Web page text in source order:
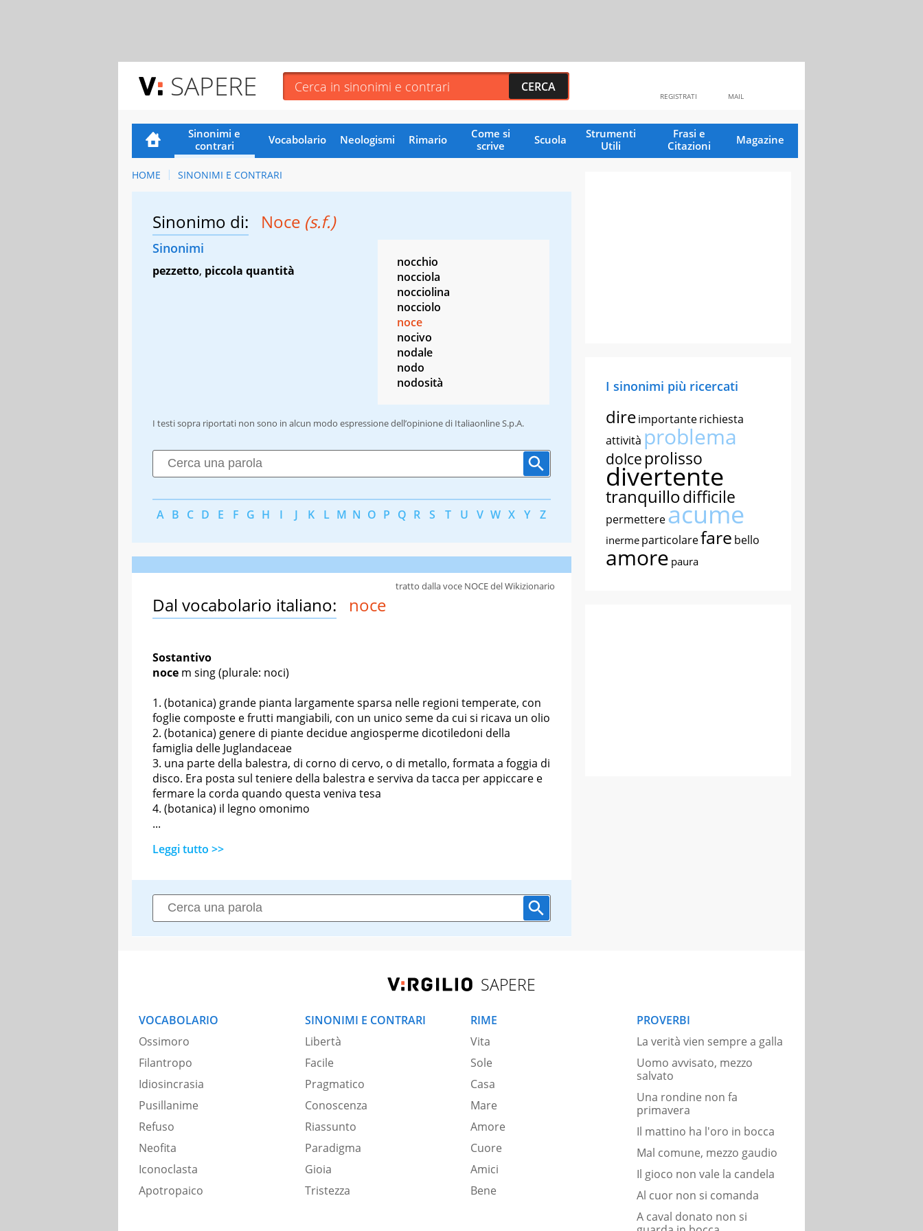
SAPERE MAIL
REGISTRATI
Sinonimi e
contrari
Vocabolario Neologismi Rimario
Come si
scrive
Scuola
Strumenti
Utili
Frasi e
Citazioni
Magazine
HOME SINONIMI E CONTRARI
Sinonimo di: Noce (s.f.)
Sinonimi
pezzetto, piccola quantità
nocchio
nocciola
nocciolina
nocciolo
noce
nocivo
nodale
nodo
nodosità
I testi sopra riportati non sono in alcun modo espressione dell’opinione di Italiaonline S.p.A.
A B C D E F G H I J K L M N O P Q R S T U V W X Y Z
Dal vocabolario italiano: noce
Sostantivo
noce m sing(plurale: noci)
(botanica) grande pianta largamente sparsa nelle regioni temperate, con
foglie composte e frutti mangiabili, con un unico seme da cui si ricava un olio
(botanica) genere di piante decidue angiosperme dicotiledoni della
famiglia delle Juglandaceae
una parte della balestra, di corno di cervo, o di metallo, formata a foggia di
disco. Era posta sul teniere della balestra e serviva da tacca per appiccare e
fermare la corda quando questa veniva tesa
(botanica) il legno omonimo
...
Leggi tutto >>
tratto dalla voce NOCE del Wikizionario
I sinonimi più ricercati
direimportanterichiesta
attività problema
dolce prolisso
divertente
tranquillodifficile
permettereacume
inerme particolarefare bello
amore paura
SAPERE
VOCABOLARIO
Ossimoro
Filantropo
Idiosincrasia
Pusillanime
Refuso
Neofita
Iconoclasta
Apotropaico
SINONIMI E CONTRARI
Libertà
Facile
Pragmatico
Conoscenza
Riassunto
Paradigma
Gioia
Tristezza
RIME
Vita
Sole
Casa
Mare
Amore
Cuore
Amici
Bene
PROVERBI
La verità vien sempre a galla
Uomo avvisato, mezzo
salvato
Una rondine non fa
primavera
Il mattino ha l'oro in bocca
Mal comune, mezzo gaudio
Il gioco non vale la candela
Al cuor non si comanda
A caval donato non si